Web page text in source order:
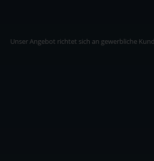
Unser Angebot richtet sich an gewerbliche